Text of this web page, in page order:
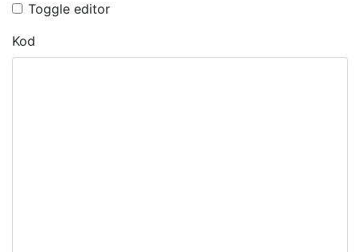
Toggle editor
Kod